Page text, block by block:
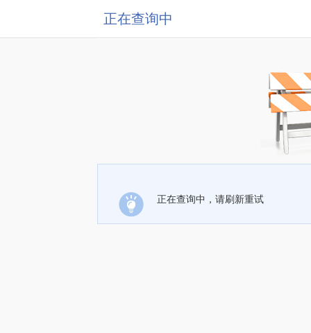
正在查询中
正在查询中，请刷新重试